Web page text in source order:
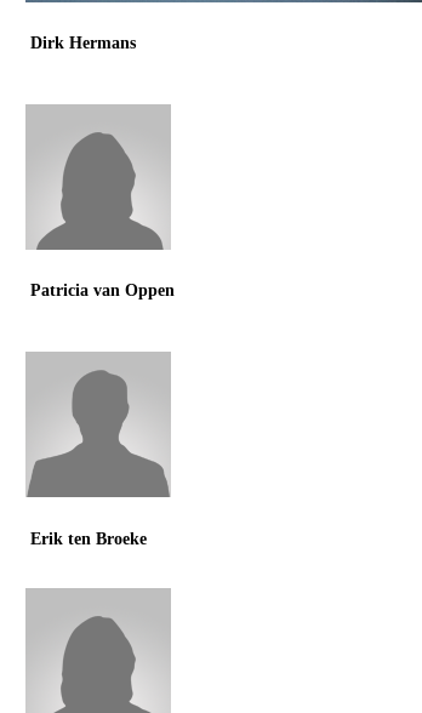
Dirk Hermans
Patricia van Oppen
Erik ten Broeke